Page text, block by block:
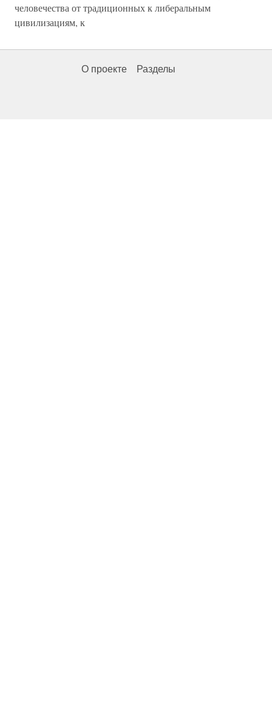
человечест­ва от традиционных к либеральным
цивилизациям, к
О проекте Разделы